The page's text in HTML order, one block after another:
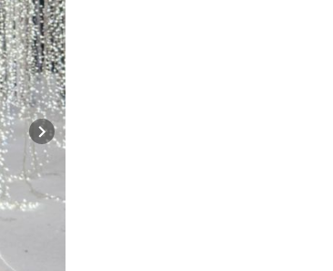
Next slide